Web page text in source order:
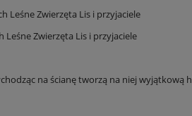
Leśne Zwierzęta Lis i przyjaciele
Leśne Zwierzęta Lis i przyjaciele
na ścianę tworzą na niej wyjątkową